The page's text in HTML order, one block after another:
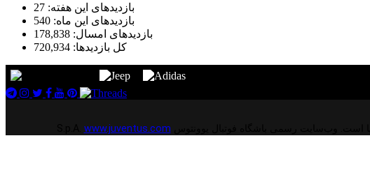
بازدیدهای این هفته: 27
بازدیدهای این ماه: 540
بازدیدهای امسال: 178,838
کل بازدیدها: 720,934
www.juventus.com